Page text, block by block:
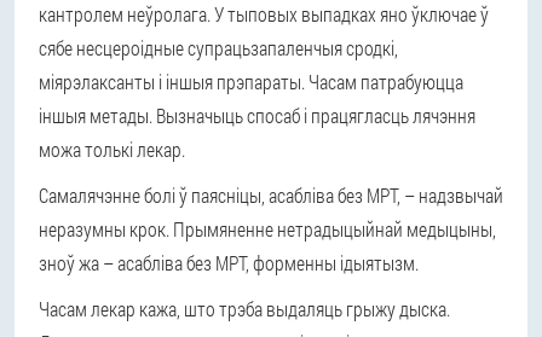
кантролем неўролага. У тыповых выпадках яно ўключае ў
сябе несцероідные супрацьзапаленчыя сродкі,
міярэлаксанты і іншыя прэпараты. Часам патрабуюцца
іншыя метады. Вызначыць спосаб і працягласць лячэння
можа толькі лекар.
Самалячэнне болі ў паясніцы, асабліва без МРТ, – надзвычай
неразумны крок. Прымяненне нетрадыцыйнай медыцыны,
зноў жа – асабліва без МРТ, форменны ідыятызм.
Часам лекар кажа, што трэба выдаляць грыжу дыска.